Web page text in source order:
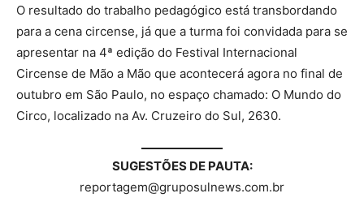
O resultado do trabalho pedagógico está transbordando
para a cena circense, já que a turma foi convidada para se
apresentar na 4ª edição do Festival Internacional
Circense de Mão a Mão que acontecerá agora no final de
outubro em São Paulo, no espaço chamado: O Mundo do
Circo, localizado na Av. Cruzeiro do Sul, 2630.
SUGESTÕES DE PAUTA:
reportagem@gruposulnews.com.br